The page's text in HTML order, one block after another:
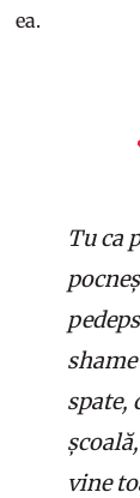
ea.
Tu ca
spate,
vine